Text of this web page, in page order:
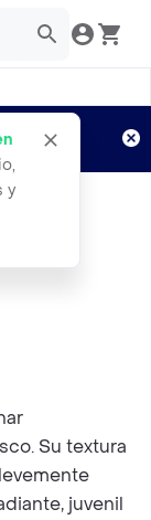
y
TyC
Su textura
juvenil